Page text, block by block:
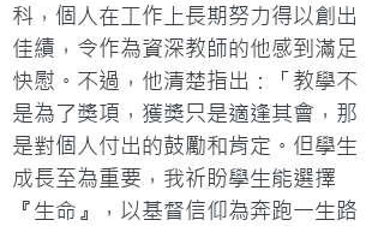
科，個人在工作上長期努力得以創出
佳績，令作為資深教師的他感到滿足
快慰。不過，他清楚指出：「教學不
是為了獎項，獲獎只是適逢其會，那
是對個人付出的鼓勵和肯定。但學生
成長至為重要，我祈盼學生能選擇
『生命』，以基督信仰為奔跑一生路